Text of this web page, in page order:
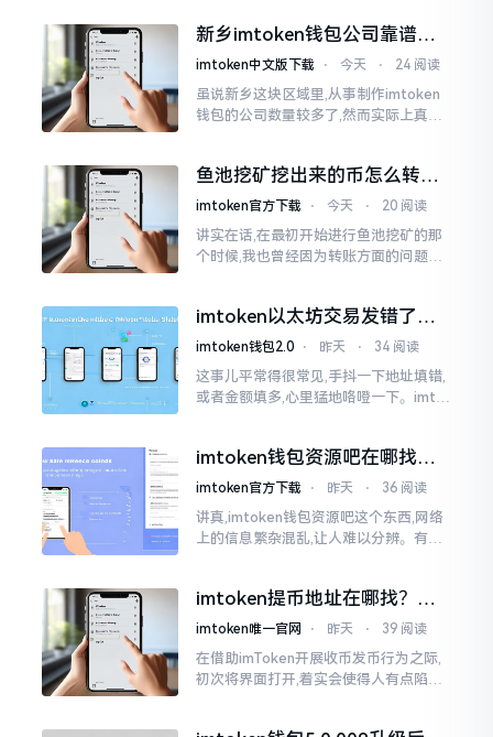
时隔多年
新乡imtoken钱包公司靠谱
吗？普通人怎么避坑
imtoken中文版下载 ⋅ 今天 ⋅ 24 阅读
虽说新乡这块区域里,从事制作imtoken
钱包的公司数量较多了,然而实际上真正
予协助进行操作的
鱼池挖矿挖出来的币怎么转到
imtoken钱包？
imtoken官方下载 ⋅ 今天 ⋅ 20 阅读
讲实在话,在最初开始进行鱼池挖矿的那
个时候,我也曾经因为转账方面的问题而
为畅快
imtoken以太坊交易发错了咋
整？取消方法告诉你
imtoken钱包2.0 ⋅ 昨天 ⋅ 34 阅读
这事儿平常得很常见,手抖一下地址填错,
或者金额填多,心里猛地咯噔一下。imto
imtoken钱包资源吧在哪找，
这些坑我帮你趟过
imtoken官方下载 ⋅ 昨天 ⋅ 36 阅读
讲真,imtoken钱包资源吧这个东西,网络
上的信息繁杂混乱,让人难以分辨。有的
imtoken提币地址在哪找？手
把手教你快速查看
imtoken唯一官网 ⋅ 昨天 ⋅ 39 阅读
在借助imToken开展收币发币行为之际,
初次将界面打开,着实会使得人有点陷入